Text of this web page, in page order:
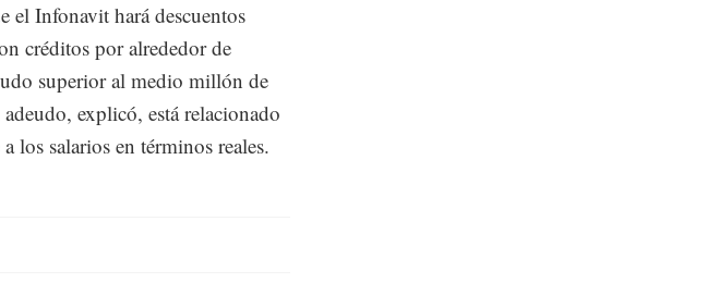
el Infonavit hará descuentos
créditos por alrededor de
superior al medio millón de
explicó, está relacionado
los salarios en términos reales.